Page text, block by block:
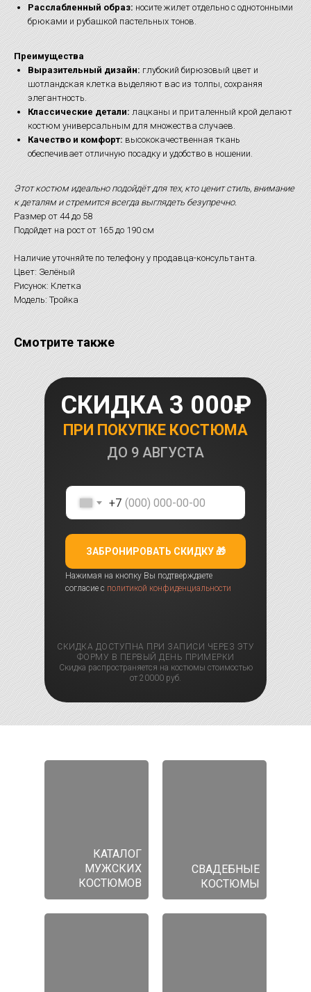
Расслабленный образ: носите жилет отдельно с однотонными
брюками и рубашкой пастельных тонов.
Преимущества
Выразительный дизайн: глубокий бирюзовый цвет и
шотландская клетка выделяют вас из толпы, сохраняя
элегантность.
Классические детали:лацканы и приталенный крой делают
костюм универсальным для множества случаев.
Качество и комфорт: высококачественная ткань
обеспечивает отличную посадку и удобство в ношении.
Этот костюм идеально подойдёт для тех, кто ценит стиль, внимание
к деталям и стремится всегда выглядеть безупречно.
Размер от 44 до 58
Подойдет на рост от 165 до 190 см
Наличие уточняйте по телефону у продавца-консультанта.
Цвет: Зелёный
Рисунок: Клетка
Модель: Тройка
Смотрите также
ПРИ ПОКУПКЕ КОСТЮМА
СКИДКА 3 000₽
СКИДКА ДОСТУПНА ПРИ ЗАПИСИ ЧЕРЕЗ ЭТУ
ФОРМУ В ПЕРВЫЙ ДЕНЬ ПРИМЕРКИ
Скидка распространяется на костюмы стоимостью
от 20000 руб.
ДО 9 АВГУСТА
+7
ЗАБРОНИРОВАТЬ СКИДКУ 🎁
Нажимая на кнопку Вы подтверждаете
согласие с политикой конфиденциальности
КАТАЛОГ
МУЖСКИХ
КОСТЮМОВ
СВАДЕБНЫЕ
КОСТЮМЫ